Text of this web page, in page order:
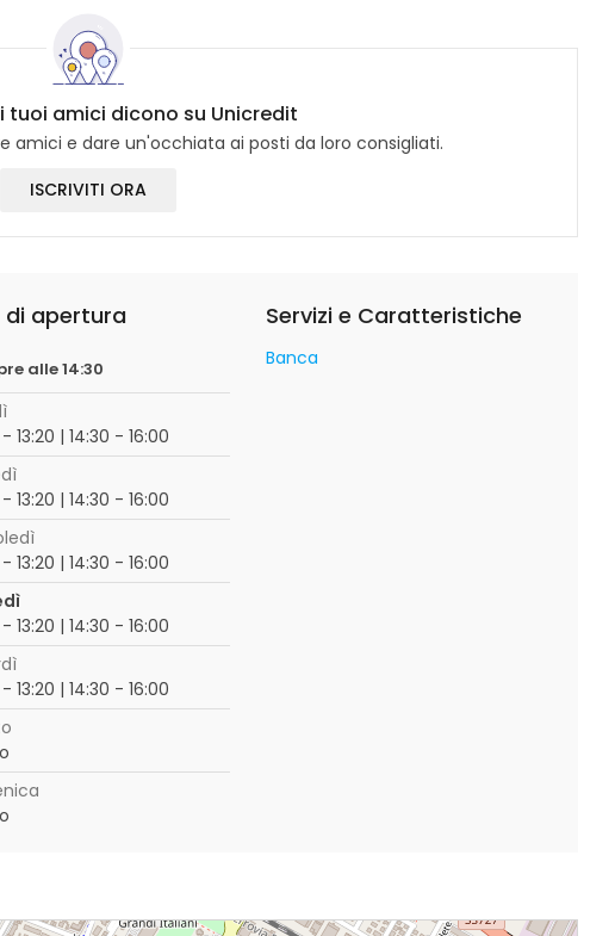
tuoi amici dicono su Unicredit
amici e dare un'occhiata ai posti da loro consigliati.
ISCRIVITI ORA
di apertura
alle 14:30
13:20 | 14:30 - 16:00
13:20 | 14:30 - 16:00
13:20 | 14:30 - 16:00
13:20 | 14:30 - 16:00
13:20 | 14:30 - 16:00
Servizi e Caratteristiche
Banca